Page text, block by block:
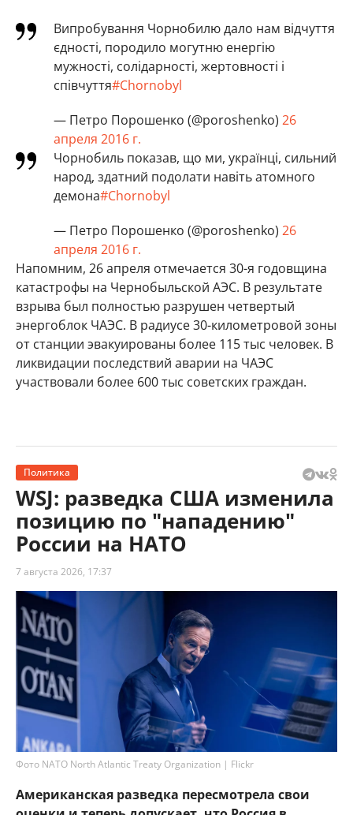
Випробування Чорнобилю дало нам відчуття
єдності, породило могутню енергію
мужності, солідарності, жертовності і
співчуття#Chornobyl
— Петро Порошенко (@poroshenko) 26
апреля 2016 г.
Чорнобиль показав, що ми, українці, сильний
народ, здатний подолати навіть атомного
демона#Chornobyl
— Петро Порошенко (@poroshenko) 26
апреля 2016 г.
Напомним, 26 апреля отмечается 30-я годовщина
катастрофы на Чернобыльской АЭС. В результате
взрыва был полностью разрушен четвертый
энергоблок ЧАЭС. В радиусе 30-километровой зоны
от станции эвакуированы более 115 тыс человек. В
ликвидации последствий аварии на ЧАЭС
участвовали более 600 тыс советских граждан.
Политика
WSJ: разведка США изменила
позицию по "нападению"
России на НАТО
7 августа 2026, 17:37
Фото NATO North Atlantic Treaty Organization | Flickr
Американская разведка пересмотрела свои